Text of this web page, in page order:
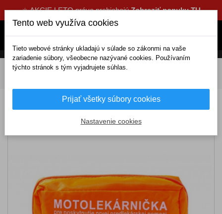
☀️ AKCIE LETO práve prebiehajúZobraziť ponuku TU
DOMOV Výbava a náradie
Motolekárnička
Tento web využíva cookies
Tieto webové stránky ukladajú v súlade so zákonmi na vaše
zariadenie súbory, všeobecne nazývané cookies. Používaním
týchto stránok s tým vyjadrujete súhlas.
Prijať všetky súbory cookies
Nastavenie cookies